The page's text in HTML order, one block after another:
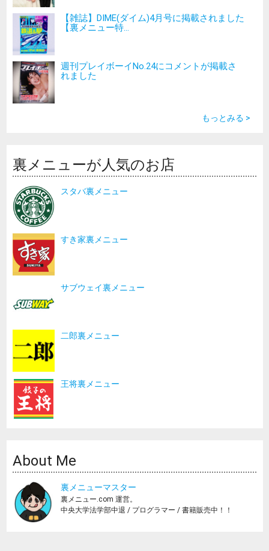
【雑誌】DIME(ダイム)4月号に掲載されました
【裏メニュー特...
週刊プレイボーイNo.24にコメントが掲載さ
れました
もっとみる >
裏メニューが人気のお店
スタバ裏メニュー
すき家裏メニュー
サブウェイ裏メニュー
二郎裏メニュー
王将裏メニュー
About Me
裏メニューマスター
裏メニュー.com 運営。
中央大学法学部中退 / プログラマー / 書籍販売中！！